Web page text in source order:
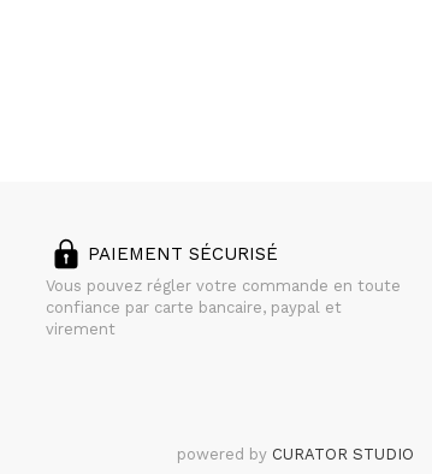
PAIEMENT SÉCURISÉ
Vous pouvez régler votre commande en toute
confiance par carte bancaire, paypal et
virement
powered by CURATOR STUDIO